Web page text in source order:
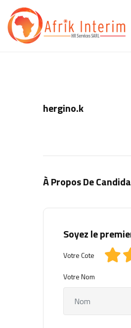
hergino.k
À Propos De
Soyez le
Votre Cote
Votre Nom